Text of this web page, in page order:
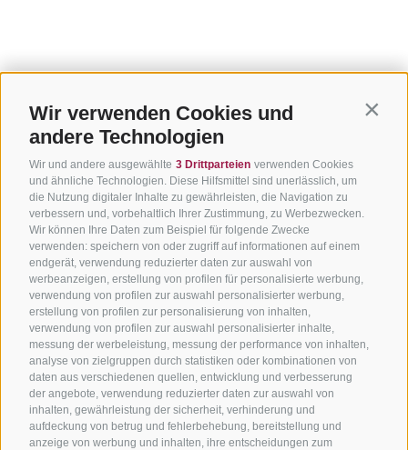
Wir verwenden Cookies und
andere Technologien
Wir und andere ausgewählte 3 Drittparteien verwenden Cookies
und ähnliche Technologien. Diese Hilfsmittel sind unerlässlich, um
die Nutzung digitaler Inhalte zu gewährleisten, die Navigation zu
verbessern und, vorbehaltlich Ihrer Zustimmung, zu Werbezwecken.
Wir können Ihre Daten zum Beispiel für folgende Zwecke
verwenden: speichern von oder zugriff auf informationen auf einem
endgerät, verwendung reduzierter daten zur auswahl von
werbeanzeigen, erstellung von profilen für personalisierte werbung,
verwendung von profilen zur auswahl personalisierter werbung,
erstellung von profilen zur personalisierung von inhalten,
verwendung von profilen zur auswahl personalisierter inhalte,
messung der werbeleistung, messung der performance von inhalten,
analyse von zielgruppen durch statistiken oder kombinationen von
daten aus verschiedenen quellen, entwicklung und verbesserung
der angebote, verwendung reduzierter daten zur auswahl von
inhalten, gewährleistung der sicherheit, verhinderung und
aufdeckung von betrug und fehlerbehebung, bereitstellung und
anzeige von werbung und inhalten, ihre entscheidungen zum